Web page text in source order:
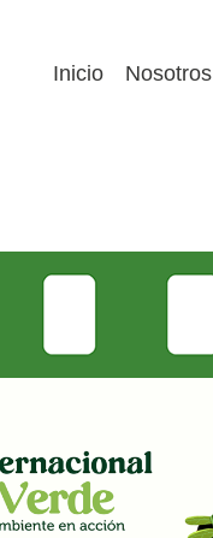
Inicio Nosotros